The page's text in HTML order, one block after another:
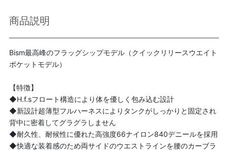
商品説明
Bism最高峰のフラッグシップモデル（クイックリリースウエイト
ポケットモデル）
【特徴】
◆H.f.sフロート構造により体を優しく包み込む設計
◆新設計超薄型フルハーネスによりタンクがしっかりと固定され
背中に密着してグラグラしません
◆耐久性、耐候性に優れた高強度66ナイロン840デニールを採用
◆快適な装着感のため両サイドのウエストラインを腰のカーブラ